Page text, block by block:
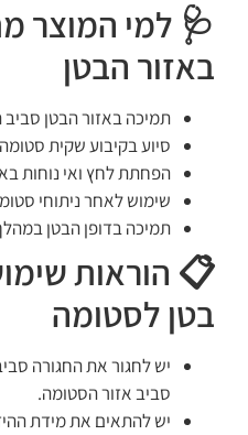
🩺 למי המוצר
באזור הבטן
תמיכה באזור הבטן
סיוע בקיבוע שקית סטומה
הפחתת לחץ ואי נוחות
שימוש לאחר ניתוחי
תמיכה בדופן הבטן
📋 הוראות
בטן לסטומה
יש לחגור את החגורה
סביב אזור הסטומה.
יש להתאים את מידת